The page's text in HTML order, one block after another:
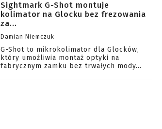
Sightmark G-Shot montuje
kolimator na Glocku bez frezowania
za...
Damian Niemczuk
G-Shot to mikrokolimator dla Glocków,
który umożliwia montaż optyki na
fabrycznym zamku bez trwałych mody...